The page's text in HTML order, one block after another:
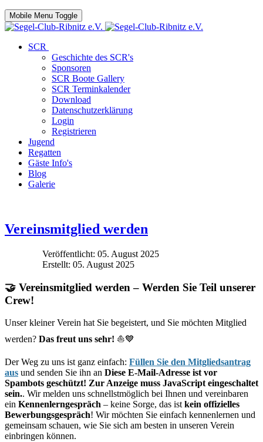
Mobile Menu Toggle
SCR
Geschichte des SCR's
Sponsoren
SCR Boote Gallery
SCR Terminkalender
Download
Datenschutzerklärung
Login
Registrieren
Jugend
Regatten
Gäste Info's
Blog
Galerie
Vereinsmitglied werden
Veröffentlicht: 05. August 2025
Erstellt: 05. August 2025
🤝 Vereinsmitglied werden – Werden Sie Teil unserer
Crew!
Unser kleiner Verein hat Sie begeistert, und Sie möchten Mitglied
werden? Das freut uns sehr! ⛵💙
Der Weg zu uns ist ganz einfach: Füllen Sie den Mitgliedsantrag
aus und senden Sie ihn an Diese E-Mail-Adresse ist vor
Spambots geschützt! Zur Anzeige muss JavaScript eingeschaltet
sein.. Wir melden uns schnellstmöglich bei Ihnen und vereinbaren
ein Kennenlerngespräch – keine Sorge, das ist kein offizielles
Bewerbungsgespräch! Wir möchten Sie einfach kennenlernen und
gemeinsam schauen, wie Sie sich am besten in unseren Verein
einbringen können.